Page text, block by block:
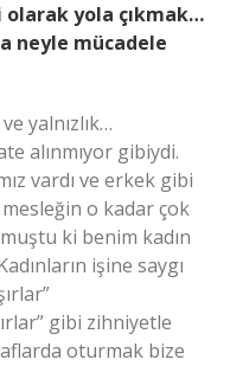
olarak yola çıkmak…
neyle mücadele
yalnızlık…
alınmıyor gibiydi.
vardı ve erkek gibi
mesleğin o kadar çok
ki benim kadın
işine saygı
gibi zihniyetle
oturmak bize